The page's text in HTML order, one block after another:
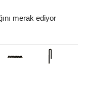
merak ediyor